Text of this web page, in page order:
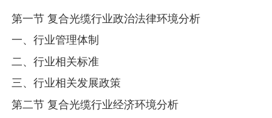
第一节 复合光缆行业政治法律环境分析
一、行业管理体制
二、行业相关标准
三、行业相关发展政策
第二节 复合光缆行业经济环境分析